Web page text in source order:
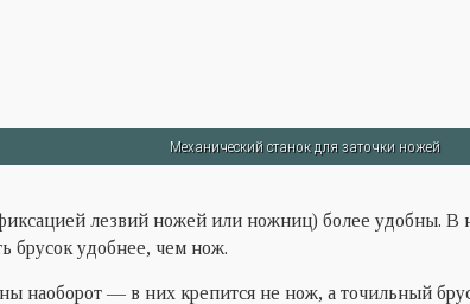
Механический станок для заточки ножей
лезвий ножей или ножниц) более удобны.
брусок удобнее, чем нож.
наоборот — в них крепится не нож, а точильный